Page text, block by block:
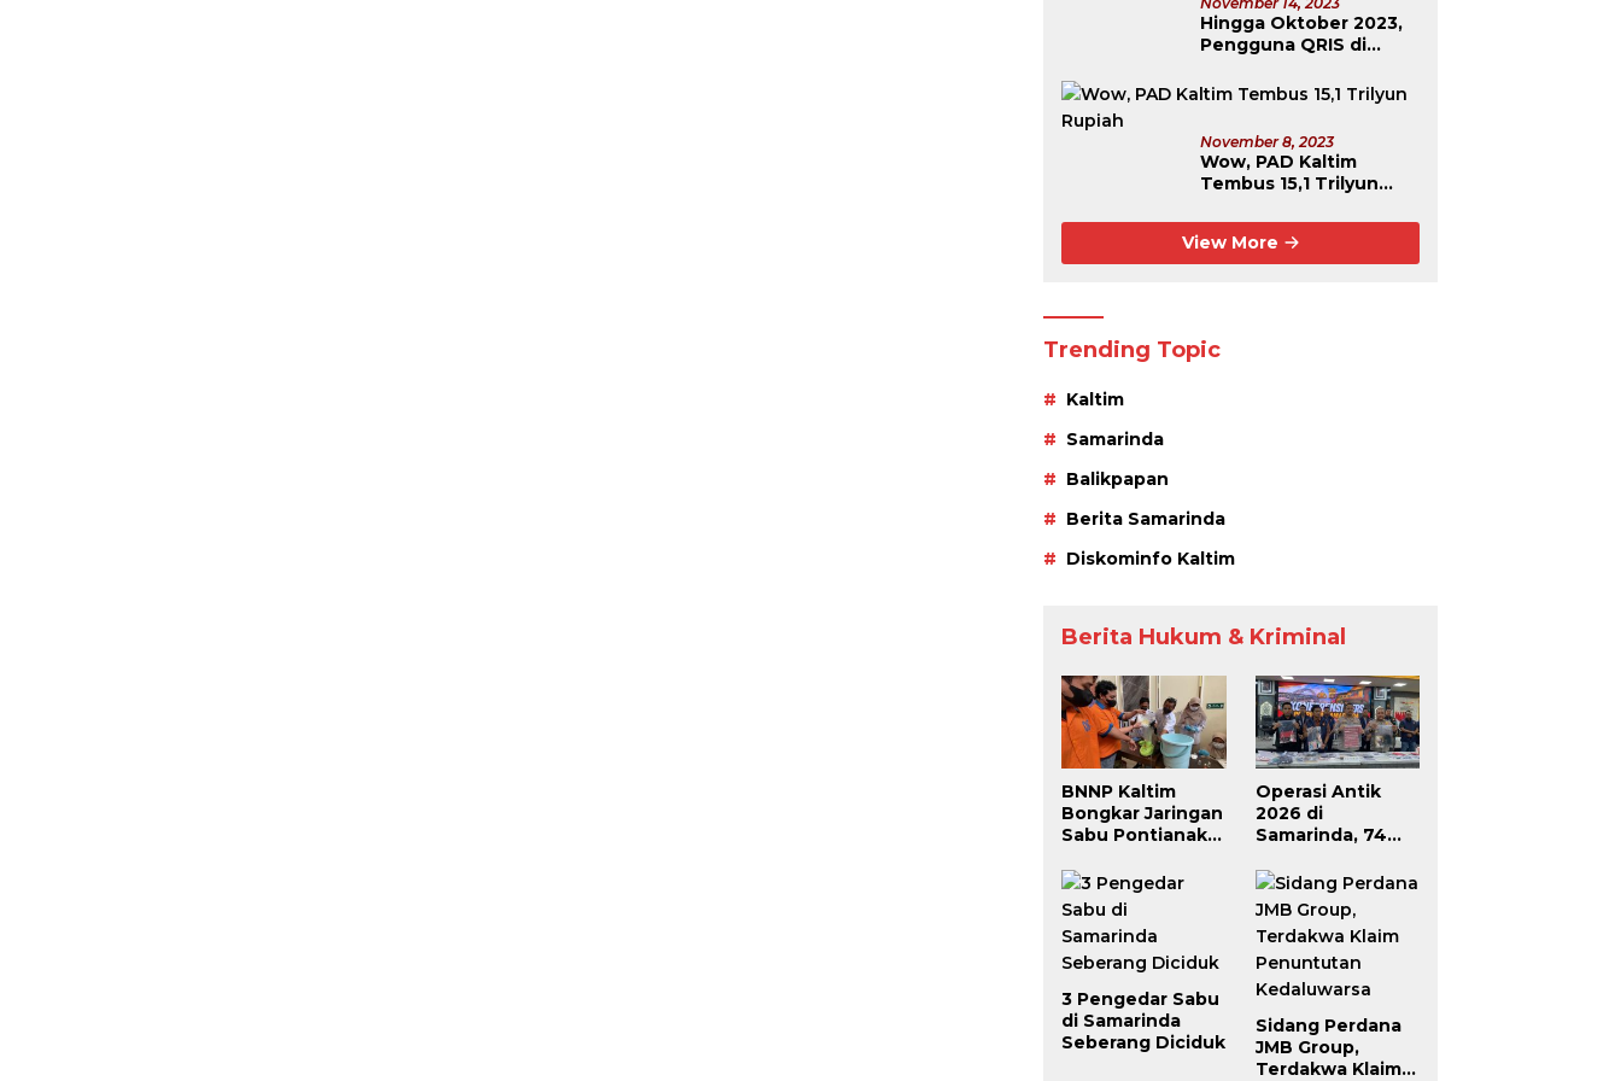
Hingga Oktober 2023,
Pengguna QRIS di
Tertinggi Se-
November 8, 2023
Wow, PAD Kaltim
Tembus 15,1 Trilyun
View More
Trending Topic
Kaltim
Samarinda
Balikpapan
Berita Samarinda
Diskominfo Kaltim
Berita Hukum & Kriminal
BNNP Kaltim
Bongkar Jaringan
Sabu Pontianak–
Pengendali
Beroperasi dari
Dalam Lapas
Operasi Antik
2026 di
Samarinda, 74
Pemakai Berhasil
Diciduk
3 Pengedar Sabu
di Samarinda
Seberang Diciduk
Sidang Perdana
JMB Group,
Terdakwa Klaim